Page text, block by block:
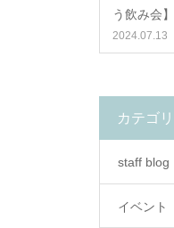
う飲み会】
2024.07.13
カテゴ
staff blog
イベント